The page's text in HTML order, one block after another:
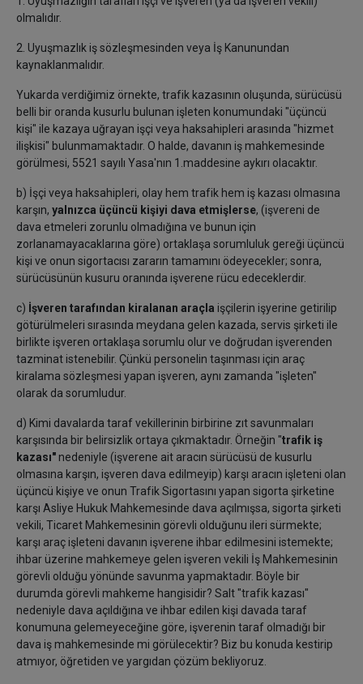
olmalıdır.
2. Uyuşmazlık iş sözleşmesinden veya İş Kanunundan
kaynaklanmalıdır.
Yukarda verdiğimiz örnekte, trafik kazasının oluşunda, sürücüsü
belli bir oranda kusurlu bulunan işleten konumundaki "üçüncü
kişi" ile kazaya uğrayan işçi veya haksahipleri arasında "hizmet
ilişkisi" bulunmamaktadır. O halde, davanın iş mahkemesinde
görülmesi, 5521 sayılı Yasa'nın 1.maddesine aykırı olacaktır.
b) İşçi veya haksahipleri, olay hem trafik hem iş kazası olmasına
karşın, yalnızca üçüncü kişiyi dava etmişlerse, (işvereni de
dava etmeleri zorunlu olmadığına ve bunun için
zorlanamayacaklarına göre) ortaklaşa sorumluluk gereği üçüncü
kişi ve onun sigortacısı zararın tamamını ödeyecekler; sonra,
sürücüsünün kusuru oranında işverene rücu edeceklerdir.
c) İşveren tarafından kiralanan araçla işçilerin işyerine getirilip
götürülmeleri sırasında meydana gelen kazada, servis şirketi ile
birlikte işveren ortaklaşa sorumlu olur ve doğrudan işverenden
tazminat istenebilir. Çünkü personelin taşınması için araç
kiralama sözleşmesi yapan işveren, aynı zamanda "işleten"
olarak da sorumludur.
d) Kimi davalarda taraf vekillerinin birbirine zıt savunmaları
karşısında bir belirsizlik ortaya çıkmaktadır. Örneğin "trafik iş
kazası"nedeniyle (işverene ait aracın sürücüsü de kusurlu
olmasına karşın, işveren dava edilmeyip) karşı aracın işleteni olan
üçüncü kişiye ve onun Trafik Sigortasını yapan sigorta şirketine
karşı Asliye Hukuk Mahkemesinde dava açılmışsa, sigorta şirketi
vekili, Ticaret Mahkemesinin görevli olduğunu ileri sürmekte;
karşı araç işleteni davanın işverene ihbar edilmesini istemekte;
ihbar üzerine mahkemeye gelen işveren vekili İş Mahkemesinin
görevli olduğu yönünde savunma yapmaktadır. Böyle bir
durumda görevli mahkeme hangisidir? Salt "trafik kazası"
nedeniyle dava açıldığına ve ihbar edilen kişi davada taraf
konumuna gelemeyeceğine göre, işverenin taraf olmadığı bir
dava iş mahkemesinde mi görülecektir? Biz bu konuda kestirip
atmıyor, öğretiden ve yargıdan çözüm bekliyoruz.